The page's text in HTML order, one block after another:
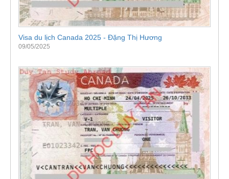
Visa du lịch Canada 2025 - Đặng Thị Hương
09/05/2025